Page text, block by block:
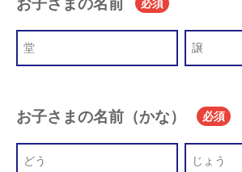
お子さまの名前 必須
お子さまの名前（かな） 必須